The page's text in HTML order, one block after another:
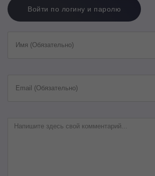
Войти по логину и паролю
Имя (Обязательно)
Email (Обязательно)